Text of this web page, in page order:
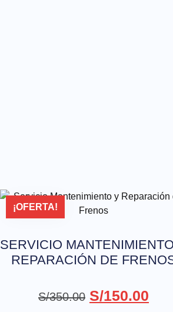
¡OFERTA!
SERVICIO
REPARACIÓN DE
S/350.00 S/150.00